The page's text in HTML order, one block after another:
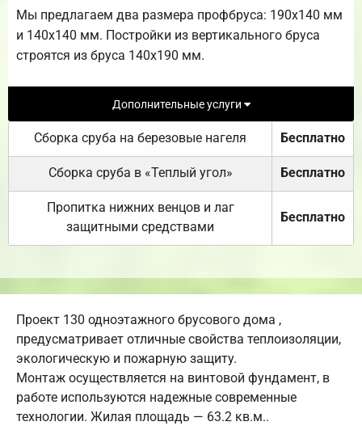
Мы предлагаем два размера профбруса: 190х140 мм
и 140х140 мм. Постройки из вертикального бруса
строятся из бруса 140х190 мм.
Дополнительные услуги
Сборка сруба на березовые нагеля Бесплатно
Сборка сруба в «Теплый угол» Бесплатно
Пропитка нижних венцов и лаг
защитными средствами
Бесплатно
Проект 130 одноэтажного брусового дома ,
предусматривает отличные свойства теплоизоляции,
экологическую и пожарную защиту.
Монтаж осуществляется на винтовой фундамент, в
работе используются надежные современные
технологии. Жилая площадь — 63.2 кв.м..